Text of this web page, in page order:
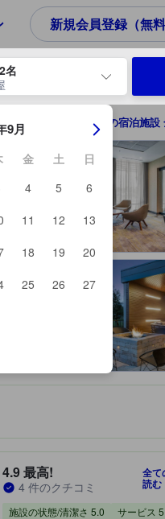
新規会員登録（無料
名
して、チェックイン日と
9月
金 土
日
4 5
6
11 12
13
18 19
20
25 26
27
ントルーシー（FL）の宿泊施設
施設のクチコミスコア：4.9 / 5
4.9最高!
4 件のクチコミ
全て
読む
施設の状態/清潔さ 5.0
サービス
から宿泊選びをされるユー